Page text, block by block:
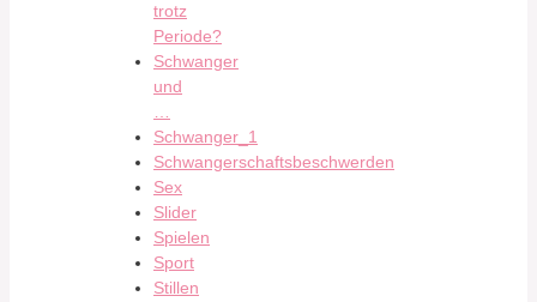
trotz
Periode?
Schwanger
und
Schwanger_1
Schwangerschaftsbeschwerden
Sex
Slider
Spielen
Sport
Stillen